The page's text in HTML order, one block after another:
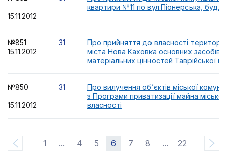
15.11.2012
квартири №11 по вул.Піонерська, буд.32
№851
15.11.2012
31
Про прийняття до власності
міста Нова Каховка основних засобів
матеріальних цінностей Таврійської
№850
15.11.2012
31
Про вилучення об’єктів міської
з Програми приватизації майна
власності
1 ... 4 5 6 7 8 ... 22